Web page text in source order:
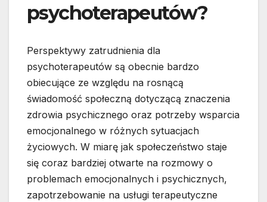
psychoterapeutów?
Perspektywy zatrudnienia dla
psychoterapeutów są obecnie bardzo
obiecujące ze względu na rosnącą
świadomość społeczną dotyczącą znaczenia
zdrowia psychicznego oraz potrzeby wsparcia
emocjonalnego w różnych sytuacjach
życiowych. W miarę jak społeczeństwo staje
się coraz bardziej otwarte na rozmowy o
problemach emocjonalnych i psychicznych,
zapotrzebowanie na usługi terapeutyczne